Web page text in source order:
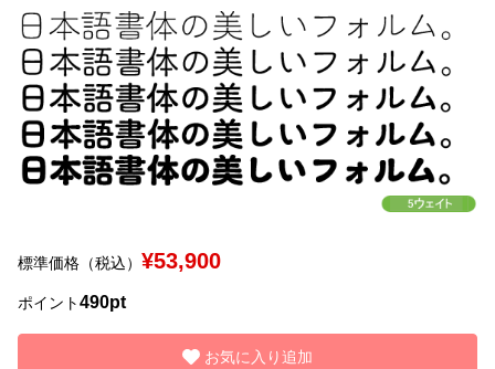
お問い合わせ
セット or 単体
文字種類
〜
標準価格（税込） ¥53,900
ポイント490pt
お気に入り追加